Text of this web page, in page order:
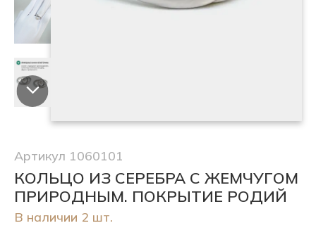
Артикул 1060101
КОЛЬЦО ИЗ СЕРЕБРА С ЖЕМЧУГОМ
ПРИРОДНЫМ. ПОКРЫТИЕ РОДИЙ
В наличии 2 шт.